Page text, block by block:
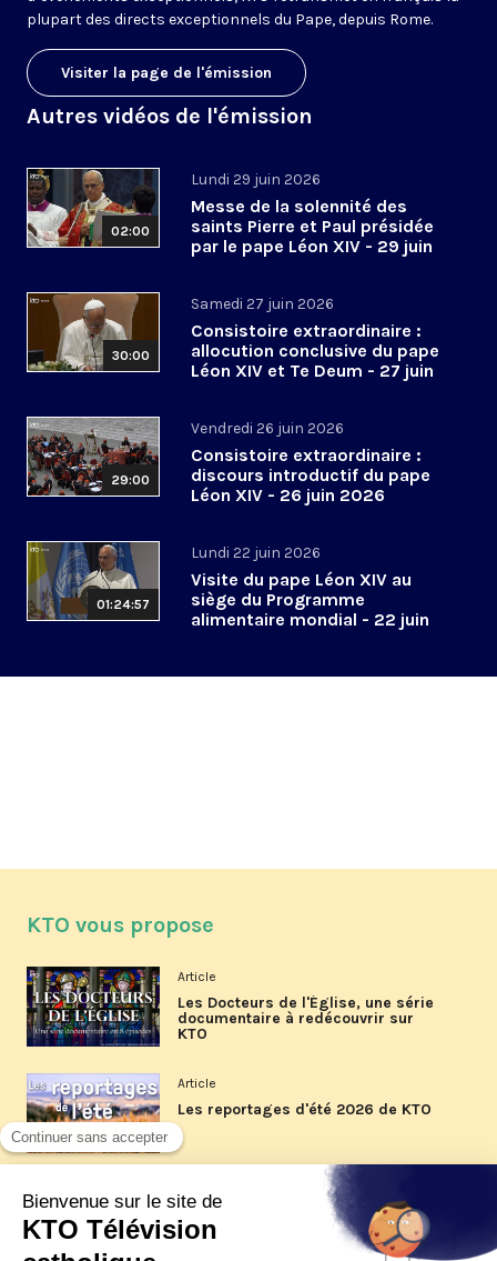
plupart des directs exceptionnels du Pape, depuis Rome.
Visiter la page de l'émission
Autres vidéos de l'émission
02:00
Lundi 29 juin 2026
Messe de la solennité des
saints Pierre et Paul présidée
par le pape Léon XIV - 29 juin
30:00
Samedi 27 juin 2026
Consistoire extraordinaire :
allocution conclusive du pape
Léon XIV et Te Deum - 27 juin
29:00
Vendredi 26 juin 2026
Consistoire extraordinaire :
discours introductif du pape
Léon XIV - 26 juin 2026
01:24:57
Lundi 22 juin 2026
Visite du pape Léon XIV au
siège du Programme
alimentaire mondial - 22 juin
KTO vous propose
Article
Les Docteurs de l'Église, une série
documentaire à redécouvrir sur
KTO
Article
Les reportages d'été 2026 de KTO
La visite pastorale du pape Léon
XIV à Assise à suivre sur KTO le
jeudi 6 août